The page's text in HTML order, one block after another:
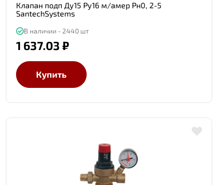
Клапан подп Ду15 Ру16 м/амер Рн0, 2-5
SantechSystems
В наличии - 2440 шт
1 637.03 ₽
Купить